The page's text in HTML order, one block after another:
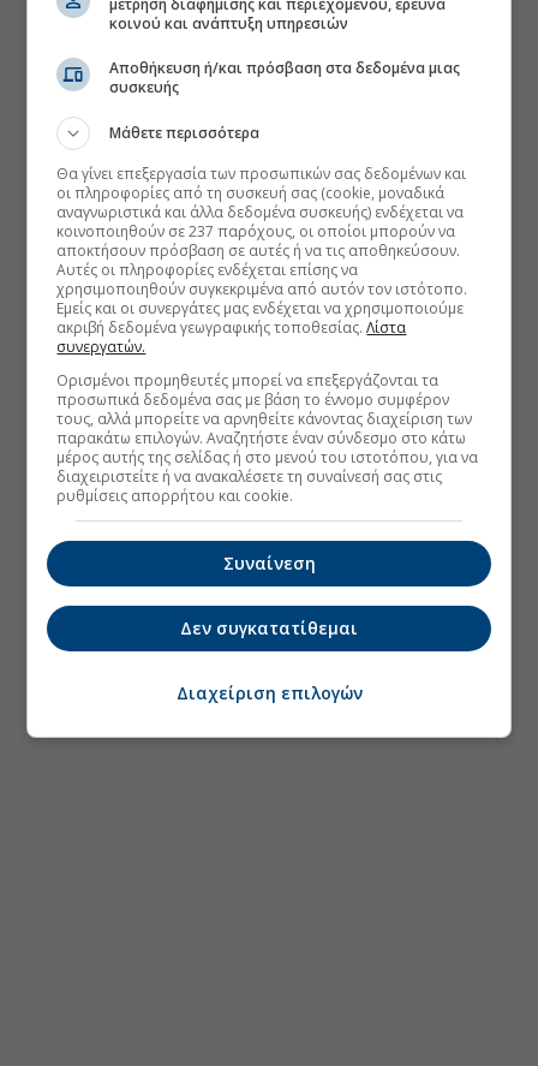
κοινού και ανάπτυξη υπηρεσιών
Αποθήκευση ή/και πρόσβαση στα δεδομένα μιας
συσκευής
Μάθετε περισσότερα
Θα γίνει επεξεργασία των προσωπικών σας δεδομένων και
οι πληροφορίες από τη συσκευή σας (cookie, μοναδικά
αναγνωριστικά και άλλα δεδομένα συσκευής) ενδέχεται να
κοινοποιηθούν σε 237 παρόχους, οι οποίοι μπορούν να
αποκτήσουν πρόσβαση σε αυτές ή να τις αποθηκεύσουν.
Αυτές οι πληροφορίες ενδέχεται επίσης να
χρησιμοποιηθούν συγκεκριμένα από αυτόν τον ιστότοπο.
Εμείς και οι συνεργάτες μας ενδέχεται να χρησιμοποιούμε
ακριβή δεδομένα γεωγραφικής τοποθεσίας.Λίστα
συνεργατών.
Ορισμένοι προμηθευτές μπορεί να επεξεργάζονται τα
προσωπικά δεδομένα σας με βάση το έννομο συμφέρον
τους, αλλά μπορείτε να αρνηθείτε κάνοντας διαχείριση των
παρακάτω επιλογών. Αναζητήστε έναν σύνδεσμο στο κάτω
μέρος αυτής της σελίδας ή στο μενού του ιστοτόπου, για να
διαχειριστείτε ή να ανακαλέσετε τη συναίνεσή σας στις
ρυθμίσεις απορρήτου και cookie.
Συναίνεση
Δεν συγκατατίθεμαι
Διαχείριση επιλογών